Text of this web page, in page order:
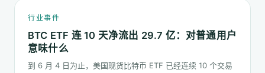
行业事件
BTC ETF 连 10 天净流出 29.7 亿：对普通用户
意味什么
到 6 月 4 日为止，美国现货比特币 ETF 已经连续 10 个交易